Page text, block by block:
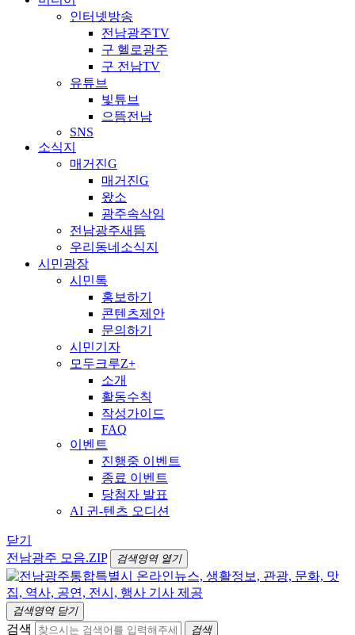
인터넷방송
전남광주TV
구 헬로광주
구 전남TV
유튜브
빛튜브
으뜸전남
SNS
소식지
매거진G
매거진G
왔소
광주속삭임
전남광주새뜸
우리동네소식지
시민광장
시민톡
홍보하기
콘텐츠제안
문의하기
시민기자
모두크루Z+
소개
활동수칙
작성가이드
FAQ
이벤트
진행중 이벤트
종료 이벤트
당첨자 발표
AI 귄-텐츠 오디션
닫기
전남광주 모음.ZIP
검색영역 열기
검색영역 닫기
검색 검색